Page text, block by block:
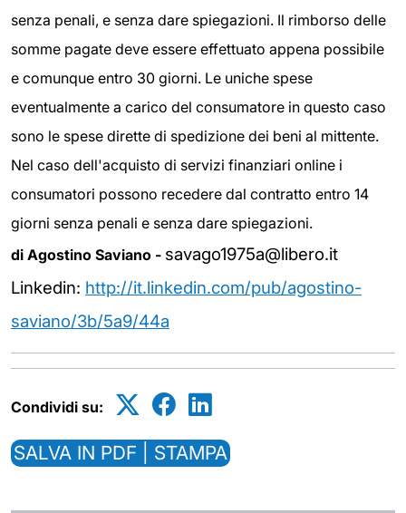
senza penali, e senza dare spiegazioni. Il rimborso delle
somme pagate deve essere effettuato appena possibile
e comunque entro 30 giorni. Le uniche spese
eventualmente a carico del consumatore in questo caso
sono le spese dirette di spedizione dei beni al mittente.
Nel caso dell'acquisto di servizi finanziari online i
consumatori possono recedere dal contratto entro 14
giorni senza penali e senza dare spiegazioni.
di Agostino Saviano - savago1975a@libero.it
Linkedin: http://it.linkedin.com/pub/agostino-
saviano/3b/5a9/44a
Condividi su:
SALVA IN PDF | STAMPA